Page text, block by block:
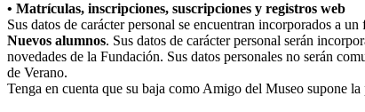
• Matrículas, inscripciones, suscripciones y registros web
Sus datos de carácter personal se encuentran incorporados a
Nuevos alumnos. Sus datos de carácter personal serán
novedades de la Fundación. Sus datos personales no serán
de Verano.
Tenga en cuenta que su baja como Amigo del Museo supone